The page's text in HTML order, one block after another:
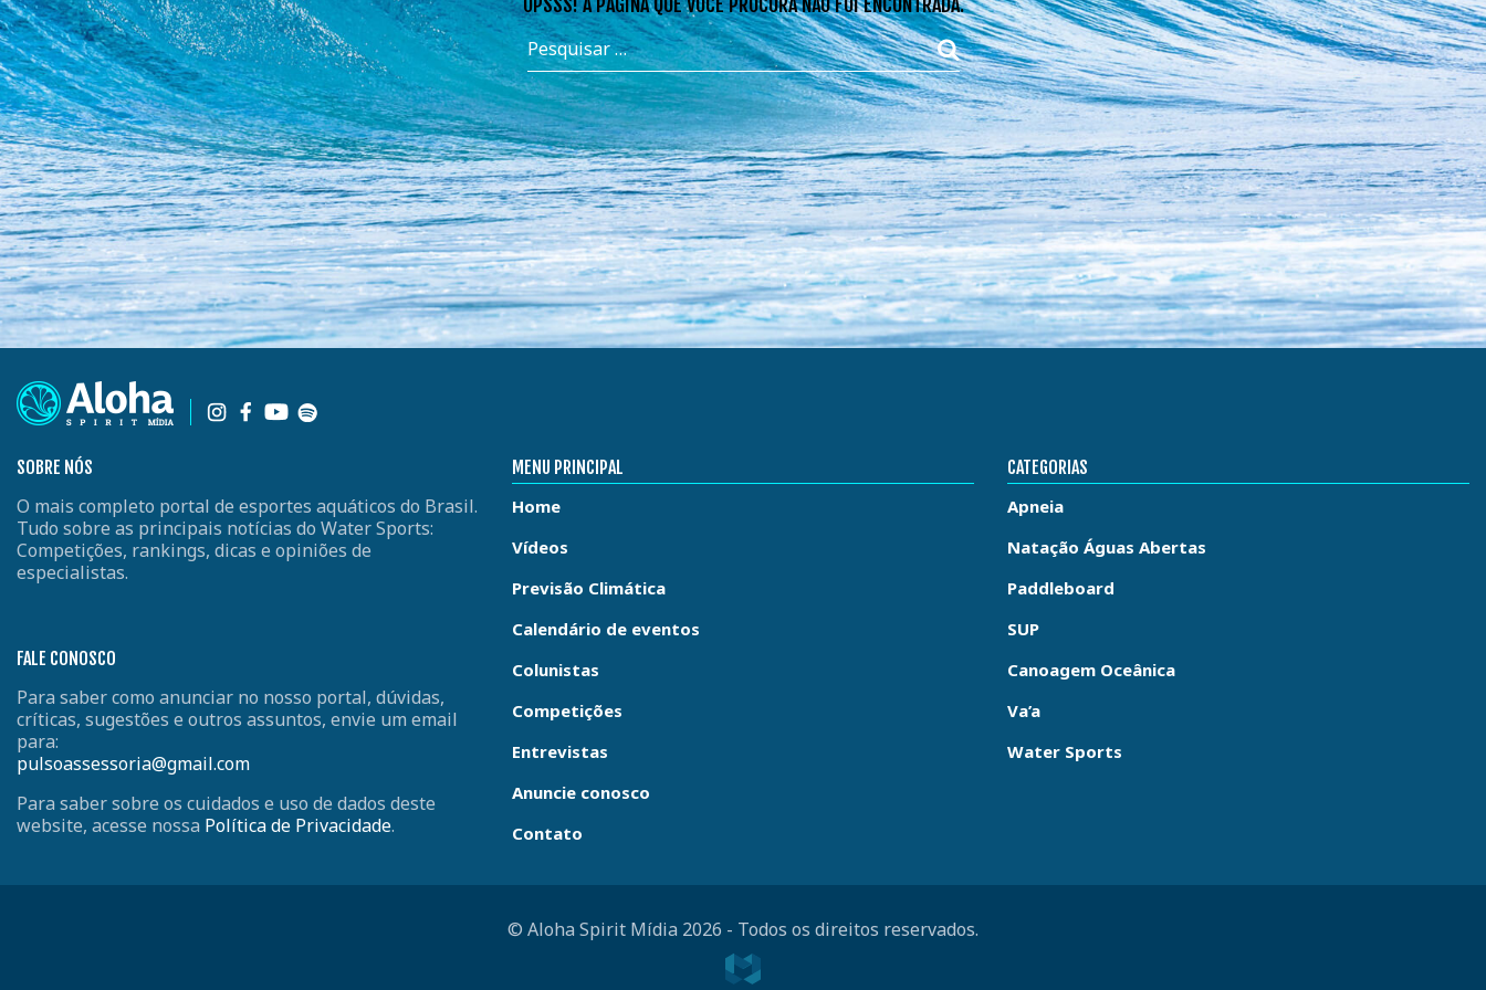
SOBRE NÓS
O mais completo portal de esportes aquáticos do Brasil.
Tudo sobre as principais notícias do Water Sports:
Competições, rankings, dicas e opiniões de
especialistas.
FALE CONOSCO
Para saber como anunciar no nosso portal, dúvidas,
críticas, sugestões e outros assuntos, envie um email
para:
pulsoassessoria@gmail.com
Para saber sobre os cuidados e uso de dados deste
website, acesse nossa Política de Privacidade.
MENU PRINCIPAL
Home
Vídeos
Previsão Climática
Calendário de eventos
Colunistas
Competições
Entrevistas
Anuncie conosco
Contato
CATEGORIAS
Apneia
Natação Águas Abertas
Paddleboard
SUP
Canoagem Oceânica
Va’a
Water Sports
© Aloha Spirit Mídia 2026 - Todos os direitos reservados.